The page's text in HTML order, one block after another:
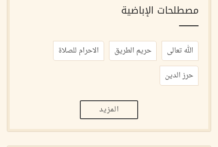
مصطلحات الإباضية
الله تعالى حريم الطريق
الاحرام للصلاة
حرز الدين
المزيد